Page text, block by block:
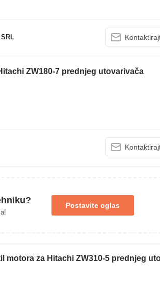
ZW180-7 prednjeg utovarivača
Postavite oglas
motora za Hitachi ZW310-5 prednjeg